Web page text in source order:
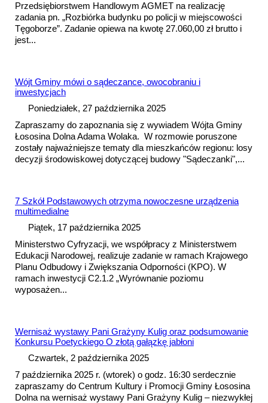
Przedsiębiorstwem Handlowym AGMET na realizację
zadania pn. „Rozbiórka budynku po policji w miejscowości
Tęgoborze”. Zadanie opiewa na kwotę 27.060,00 zł brutto i
jest...
Wójt Gminy mówi o sądeczance, owocobraniu i
inwestycjach
Poniedziałek, 27 października 2025
Zapraszamy do zapoznania się z wywiadem Wójta Gminy
Łososina Dolna Adama Wolaka. W rozmowie poruszone
zostały najważniejsze tematy dla mieszkańców regionu: losy
decyzji środowiskowej dotyczącej budowy "Sądeczanki",...
7 Szkół Podstawowych otrzyma nowoczesne urządzenia
multimedialne
Piątek, 17 października 2025
Ministerstwo Cyfryzacji, we współpracy z Ministerstwem
Edukacji Narodowej, realizuje zadanie w ramach Krajowego
Planu Odbudowy i Zwiększania Odporności (KPO). W
ramach inwestycji C2.1.2 „Wyrównanie poziomu
wyposażen...
Wernisaż wystawy Pani Grażyny Kulig oraz podsumowanie
Konkursu Poetyckiego O złotą gałązkę jabłoni
Czwartek, 2 października 2025
7 października 2025 r. (wtorek) o godz. 16:30 serdecznie
zapraszamy do Centrum Kultury i Promocji Gminy Łososina
Dolna na wernisaż wystawy Pani Grażyny Kulig – niezwykłej